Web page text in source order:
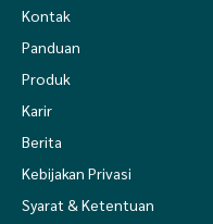
Kontak
Panduan
Produk
Karir
Berita
Kebijakan Privasi
Syarat & Ketentuan